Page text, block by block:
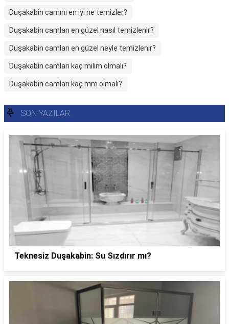
Duşakabin camını en iyi ne temizler?
Duşakabin camları en güzel nasıl temizlenir?
Duşakabin camları en güzel neyle temizlenir?
Duşakabin camları kaç milim olmalı?
Duşakabin camları kaç mm olmalı?
SON YAZILAR
Teknesiz Duşakabin: Su Sızdırır mı?